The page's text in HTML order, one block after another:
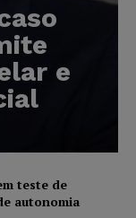
e
teste de
autonomia